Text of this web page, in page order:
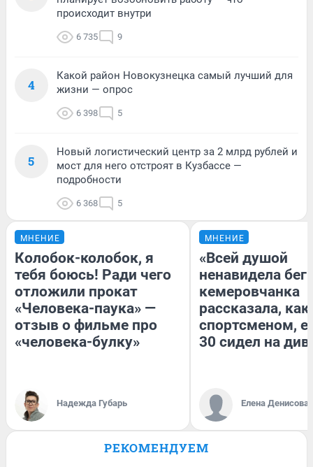
происходит внутри
6 735 9
4
Какой район Новокузнецка самый лучший для
жизни — опрос
6 398 5
5
Новый логистический центр за 2 млрд рублей и
мост для него отстроят в Кузбассе —
подробности
6 368 5
МНЕНИЕ
Колобок-колобок, я
тебя боюсь! Ради чего
отложили прокат
«Человека-паука» —
отзыв о фильме про
«человека-булку»
Надежда Губарь
МНЕНИЕ
«Всей душой
ненавидела
кемеровчанка
рассказала, как
спортсменом,
30 сидел на
Елена Денисова
РЕКОМЕНДУЕМ